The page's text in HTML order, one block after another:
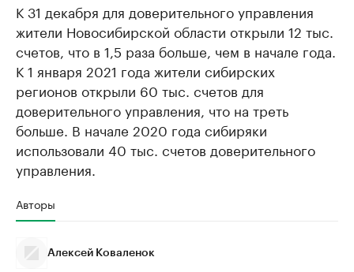
К 31 декабря для доверительного управления
жители Новосибирской области открыли 12 тыс.
счетов, что в 1,5 раза больше, чем в начале года.
К 1 января 2021 года жители сибирских
регионов открыли 60 тыс. счетов для
доверительного управления, что на треть
больше. В начале 2020 года сибиряки
использовали 40 тыс. счетов доверительного
управления.
Авторы
Алексей Коваленок